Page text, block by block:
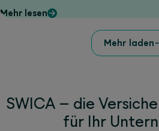
Mehr lesen
Mehr laden
SWICA – die
für Ihr